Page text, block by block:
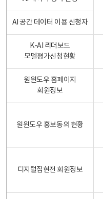
AI 공간 데이터 이용 신청자
K-AI 리더보드
모델평가신청현황
원윈도우 홈페이지
회원정보
원윈도우 홍보동의 현황
디지털집현전 회원정보